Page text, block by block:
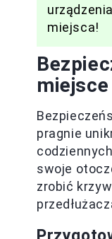
miejsca!
pragnie
swoje
zrobić